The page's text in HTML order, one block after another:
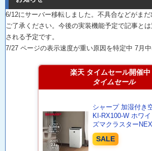
6/12にサーバー移転しました。不具合などがま
ご了承ください。今後の実装機能予定で記事と
される予定です。
7/27 ページの表示速度が重い原因を特定中 7月中
楽天 タイムセール開催中
タイムセール
シャープ 加湿付き
KI-RX100-W ホワ
ズマクラスター
ミアムモデル 空気
加湿~28畳 KI-
SALE